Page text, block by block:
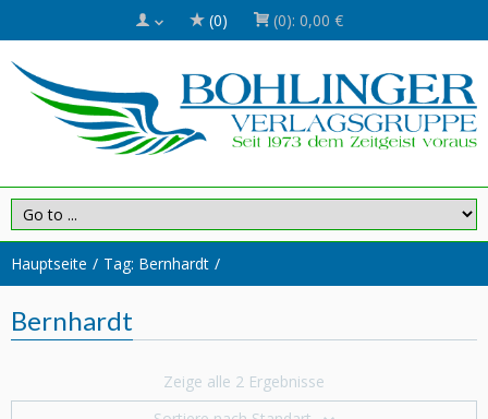
(0) (0): 0,00 €
Hauptseite Tag: Bernhardt
Bernhardt
Zeige alle 2 Ergebnisse